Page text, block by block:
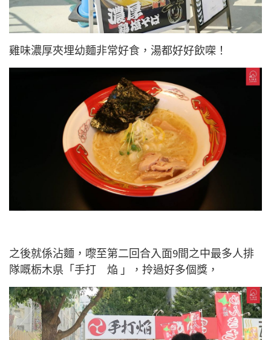
雞味濃厚夾埋幼麵非常好食，湯都好好飲㗎！
之後就係沾麵，嚟至第二回合入面9間之中最多人排
隊嘅栃木県「手打 焔 」，拎過好多個獎，